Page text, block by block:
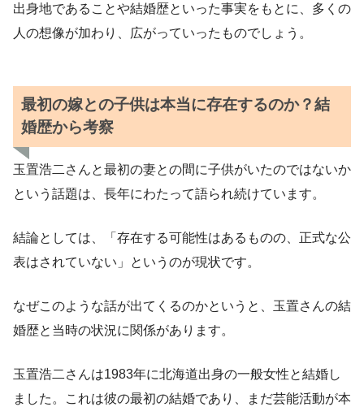
出身地であることや結婚歴といった事実をもとに、多くの
人の想像が加わり、広がっていったものでしょう。
最初の嫁との子供は本当に存在するのか？結
婚歴から考察
玉置浩二さんと最初の妻との間に子供がいたのではないか
という話題は、長年にわたって語られ続けています。
結論としては、「存在する可能性はあるものの、正式な公
表はされていない」というのが現状です。
なぜこのような話が出てくるのかというと、玉置さんの結
婚歴と当時の状況に関係があります。
玉置浩二さんは1983年に北海道出身の一般女性と結婚し
ました。これは彼の最初の結婚であり、まだ芸能活動が本